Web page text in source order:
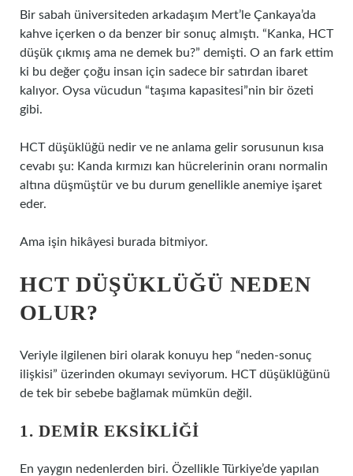
Bir sabah üniversiteden arkadaşım Mert’le Çankaya’da
kahve içerken o da benzer bir sonuç almıştı. “Kanka, HCT
düşük çıkmış ama ne demek bu?” demişti. O an fark ettim
ki bu değer çoğu insan için sadece bir satırdan ibaret
kalıyor. Oysa vücudun “taşıma kapasitesi”nin bir özeti
gibi.
HCT düşüklüğü nedir ve ne anlama gelir sorusunun kısa
cevabı şu: Kanda kırmızı kan hücrelerinin oranı normalin
altına düşmüştür ve bu durum genellikle anemiye işaret
eder.
Ama işin hikâyesi burada bitmiyor.
HCT DÜŞÜKLÜĞÜ NEDEN
OLUR?
Veriyle ilgilenen biri olarak konuyu hep “neden-sonuç
ilişkisi” üzerinden okumayı seviyorum. HCT düşüklüğünü
de tek bir sebebe bağlamak mümkün değil.
1. DEMIR EKSIKLIĞI
En yaygın nedenlerden biri. Özellikle Türkiye’de yapılan